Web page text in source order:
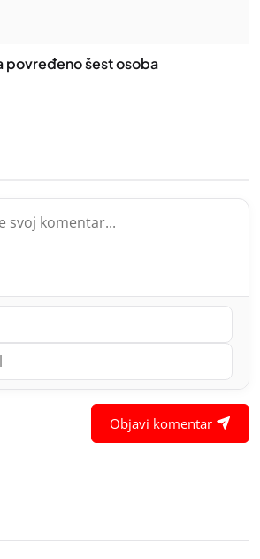
povređeno šest osoba
Objavi komentar